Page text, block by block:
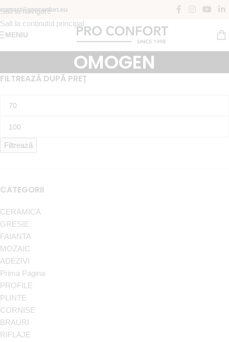
Salt la navigare
Salt la conținutul principal
contact@proconfort.eu
MENIU
OMOGEN
FILTREAZĂ DUPĂ PREȚ
Filtrează
CATEGORII
CERAMICA
GRESIE
FAIANTA
MOZAIC
ADEZIVI
Prima Pagina
PROFILE
PLINTE
CORNISE
BRAURI
RIFLAJE